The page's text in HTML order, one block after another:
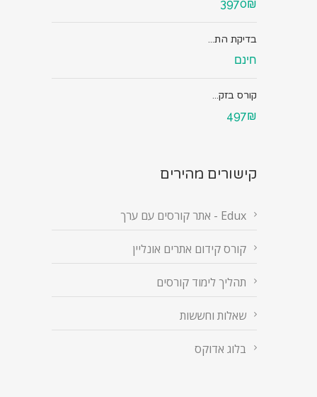
3970₪
בדיקת הת...
חינם
קורס בזק...
497₪
קישורים מהירים
Edux - אתר קורסים עם ערך
קורס קידום אתרים אונליין
תהליך לימוד קורסים
שאלות וחששות
בלוג אדוקס